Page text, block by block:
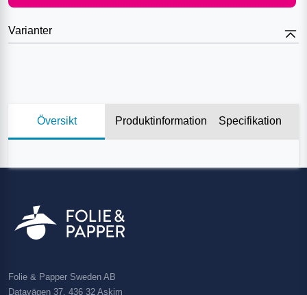
Varianter
Översikt Produktinformation Specifikation
Folie & Papper Sweden AB
Datavägen 37, 436 32 Askim